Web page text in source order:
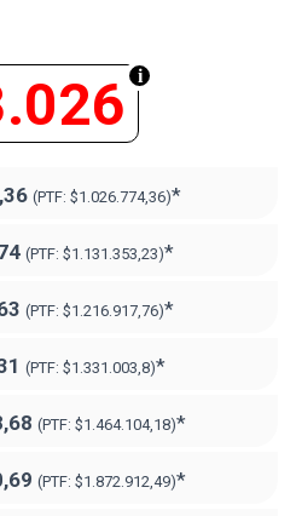
(PTF: $1.026.774,36)*
(PTF: $1.131.353,23)*
(PTF: $1.216.917,76)*
(PTF: $1.331.003,8)*
(PTF: $1.464.104,18)*
(PTF: $1.872.912,49)*